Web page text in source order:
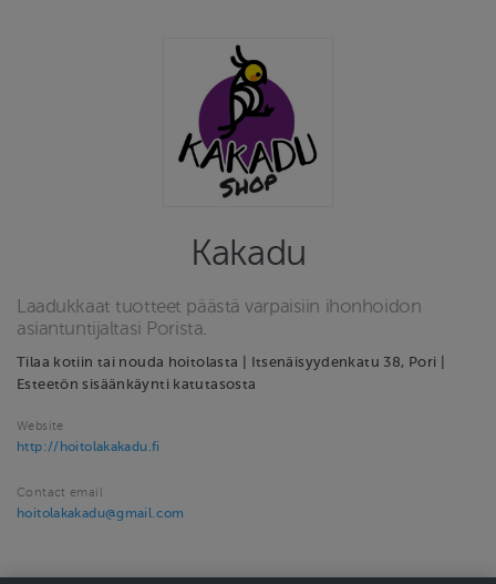
Kakadu
Laadukkaat tuotteet päästä varpaisiin ihonhoidon
asiantuntijaltasi Porista.
Tilaa kotiin tai nouda hoitolasta | Itsenäisyydenkatu 38, Pori |
Esteetön sisäänkäynti katutasosta
Website
http://hoitolakakadu.fi
Contact email
hoitolakakadu@gmail.com